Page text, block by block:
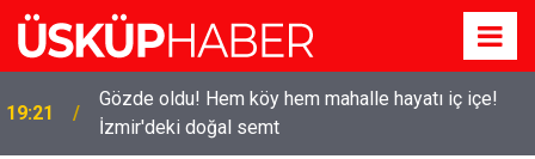
19:21
Gözde oldu! Hem köy hem mahalle hayatı iç içe!
İzmir'deki doğal semt